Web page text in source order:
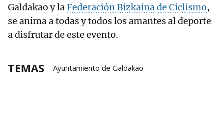
Galdakao y laFederación Bizkaina de Ciclismo,
se anima a todas y todos los amantes al deporte
a disfrutar de este evento.
TEMAS Ayuntamiento de Galdakao